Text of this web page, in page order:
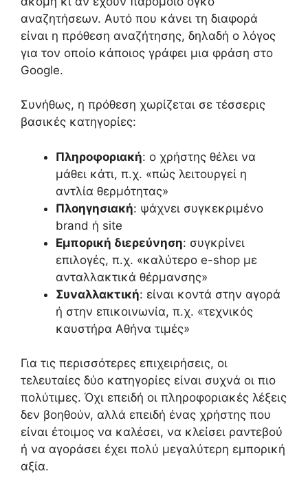
αναζητήσεων. Αυτό που κάνει τη διαφορά
είναι η πρόθεση αναζήτησης, δηλαδή ο λόγος
για τον οποίο κάποιος γράφει μια φράση στο
Google.
Συνήθως, η πρόθεση χωρίζεται σε τέσσερις
βασικές κατηγορίες:
Πληροφοριακή: ο χρήστης θέλει να
μάθει κάτι, π.χ. «πώς λειτουργεί η
αντλία θερμότητας»
Πλοηγησιακή: ψάχνει συγκεκριμένο
brand ή site
Εμπορική διερεύνηση: συγκρίνει
επιλογές, π.χ. «καλύτερο e-shop με
ανταλλακτικά θέρμανσης»
Συναλλακτική: είναι κοντά στην αγορά
ή στην επικοινωνία, π.χ. «τεχνικός
καυστήρα Αθήνα τιμές»
Για τις περισσότερες επιχειρήσεις, οι
τελευταίες δύο κατηγορίες είναι συχνά οι πιο
πολύτιμες. Όχι επειδή οι πληροφοριακές λέξεις
δεν βοηθούν, αλλά επειδή ένας χρήστης που
είναι έτοιμος να καλέσει, να κλείσει ραντεβού
ή να αγοράσει έχει πολύ μεγαλύτερη εμπορική
αξία.